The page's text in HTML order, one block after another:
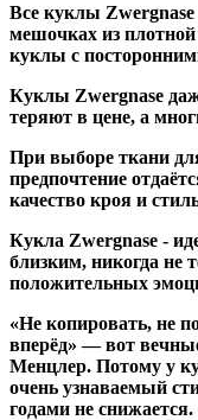
Все куклы
мешочках из
куклы с
Куклы Zwergnase
теряют в цене, а
При выборе ткани
предпочтение
качество кроя и
Кукла Zwergnase -
близким, никогда
положительных
«Не копировать, не
вперёд» — вот
Менцлер. Потому у
очень узнаваемый
годами не снижается.